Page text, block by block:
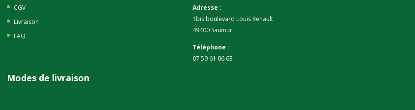
CGV
Livraison
FAQ
Modes de livraison
Adresse :
1bis boulevard Louis Renault
49400 Saumur
Téléphone :
07 59 61 06 63